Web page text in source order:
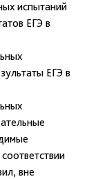
испытаний
ЕГЭ в
ЕГЭ в
вне